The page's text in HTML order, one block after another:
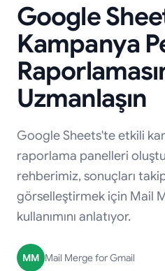
Google
Kampanya
Uzmanlaşın
Google Sheets'te etkili
raporlama panelleri
rehberimiz, sonuçları
görselleştirmek için Mail
kullanımını anlatıyor.
MM Mail Merge for Gmail